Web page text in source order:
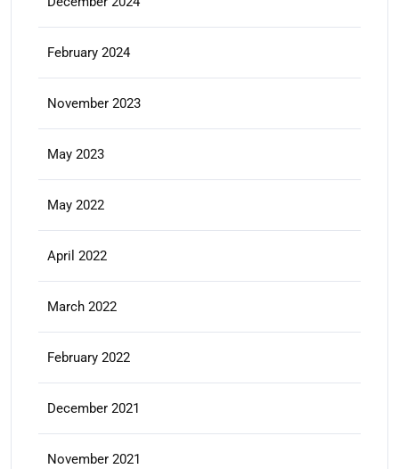
February 2024
November 2023
May 2023
May 2022
April 2022
March 2022
February 2022
December 2021
November 2021